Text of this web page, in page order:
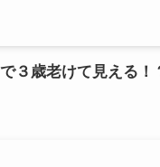
３歳老けて見える！